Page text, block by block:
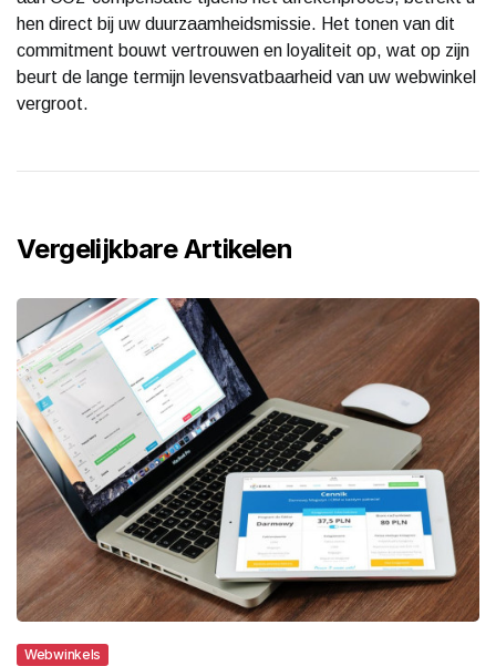
hen direct bij uw duurzaamheidsmissie. Het tonen van dit
commitment bouwt vertrouwen en loyaliteit op, wat op zijn
beurt de lange termijn levensvatbaarheid van uw webwinkel
vergroot.
Vergelijkbare Artikelen
Webwinkels